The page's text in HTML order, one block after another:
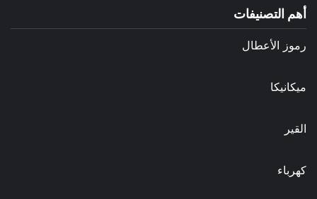
أهم التصنيفات
رموز الأعطال
ميكانيكا
القير
كهرباء